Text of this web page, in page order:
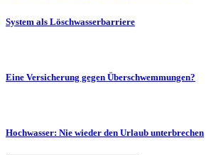
System als Löschwasserbarriere
Eine Versicherung gegen Überschwemmungen?
Hochwasser: Nie wieder den Urlaub unterbrechen